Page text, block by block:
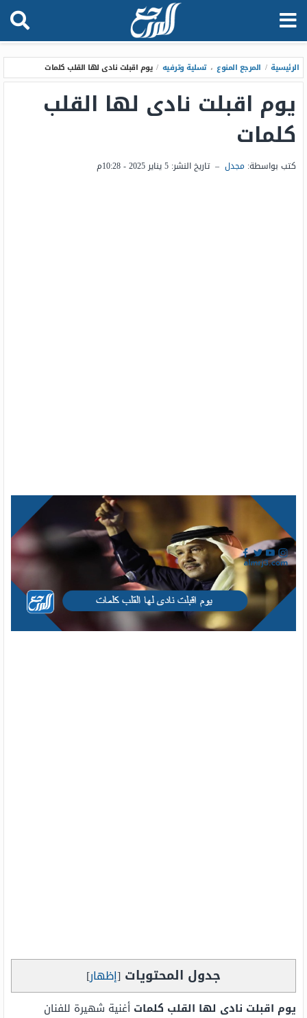
الرئيسية / المرجع المنوع ، تسلية وترفيه / يوم اقبلت نادى لها القلب كلمات
يوم اقبلت نادى لها القلب
كلمات
كتب بواسطة: مجدل – تاريخ النشر: 5 يناير 2025 - 10:28م
جدول المحتويات [إظهار]
يوم اقبلت نادى لها القلب كلمات أغنية شهيرة للفنان